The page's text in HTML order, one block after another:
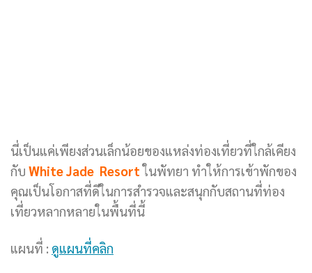
นี่เป็นแค่เพียงส่วนเล็กน้อยของแหล่งท่องเที่ยวที่ใกล้เคียง
กับ White Jade Resortในพัทยา ทำให้การเข้าพักของ
คุณเป็นโอกาสที่ดีในการสำรวจและสนุกกับสถานที่ท่อง
เที่ยวหลากหลายในพื้นที่นี้
แผนที่ : ดูแผนที่คลิก